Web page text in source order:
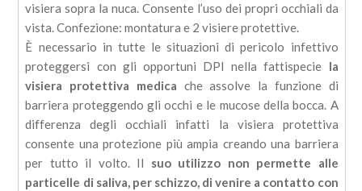
visiera sopra la nuca. Consente l’uso dei propri occhiali da
vista. Confezione: montatura e 2 visiere protettive.
È necessario in tutte le situazioni di pericolo infettivo
proteggersi con gli opportuni DPI nella fattispecie la
visiera protettiva medica che assolve la funzione di
barriera proteggendo gli occhi e le mucose della bocca. A
differenza degli occhiali infatti la visiera protettiva
consente una protezione più ampia creando una barriera
per tutto il volto. Il suo utilizzo non permette alle
particelle di saliva, per schizzo, di venire a contatto con